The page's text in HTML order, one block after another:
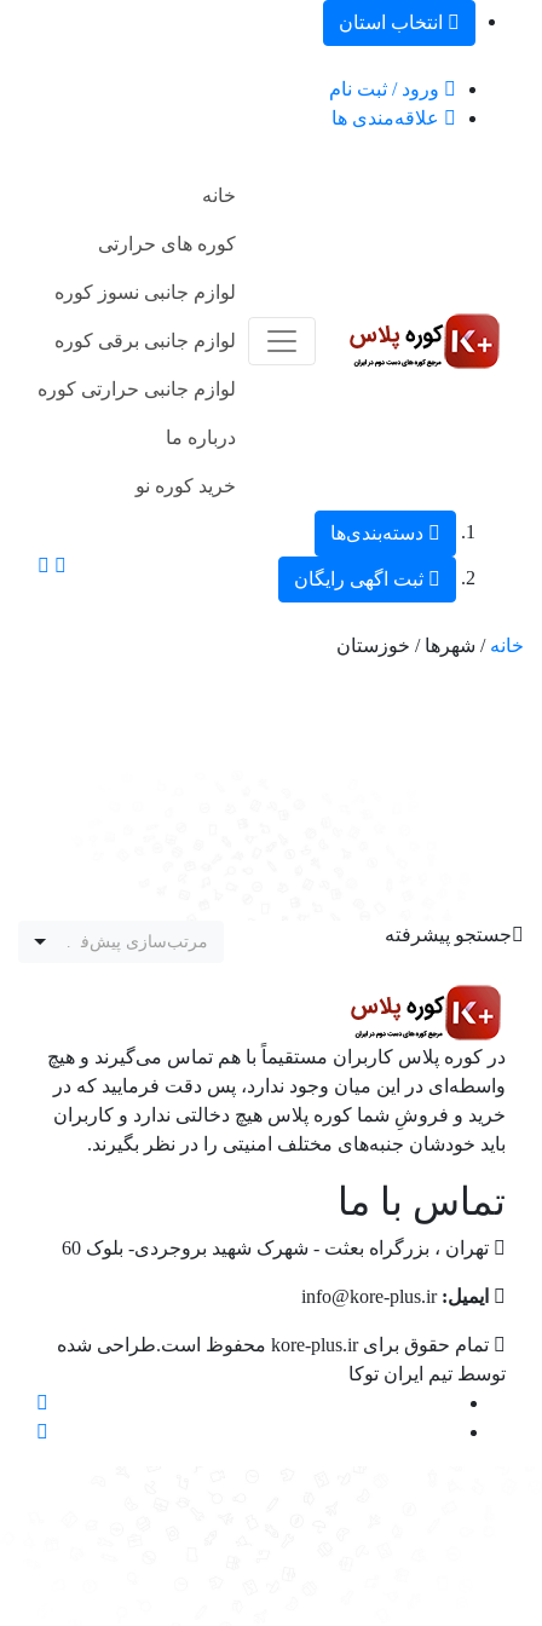
ورود / ثبت نام
علاقه‌مندی ها
خانه
کوره های حرارتی
لوازم جانبی نسوز کوره
لوازم جانبی برقی کوره
لوازم جانبی حرارتی کوره
درباره ما
خرید کوره نو
دسته‌بندی‌ها
ثبت اگهی رایگان
خانه / شهرها / خوزستان
مرتب‌سازی پیش‌فرض جستجو پیشرفته
در کوره پلاس کاربران مستقیماً با هم تماس می‌گیرند و هیچ
واسطه‌ای در این میان وجود ندارد، پس دقت فرمایید که در
خرید و فروشِ شما کوره پلاس هیچ دخالتی ندارد و کاربران
باید خودشان جنبه‌های مختلف امنیتی را در نظر بگیرند.
تماس با ما
تهران ، بزرگراه بعثت - شهرک شهید بروجردی- بلوک 60
ایمیل:info@kore-plus.ir
تمام حقوق برای kore-plus.ir محفوظ است.طراحی شده
توسط تیم ایران توکا